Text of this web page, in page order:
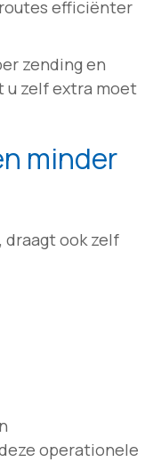
efficiënter
zending en
u zelf extra moet
minder
ook zelf
operationele